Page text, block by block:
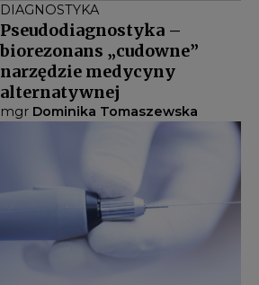
ścisłych czy też
pseudonauce. Nauka jest to
badanie świata naturalnego
poprzez obserwację i
eksperyment. Jest to proces
odkrywania, który prowadzi
naturalny. Pseudonauka
natomiast jest to zbiór
przekonań i praktyk, które są
DIAGNOSTYKA
Pseudodiagnostyka –
biorezonans „cudowne”
narzędzie medycyny
alternatywnej
mgr Dominika Tomaszewska